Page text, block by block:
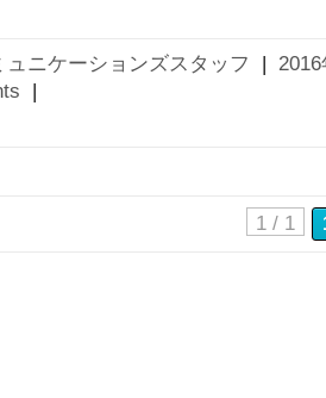
ュニケーションズスタッフ 2016
1 / 1